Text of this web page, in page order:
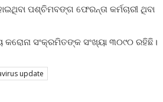
ପଶ୍ଚିମବଙ୍ଗ ଫେରନ୍ତା କର୍ମଚାରୀ ଥିବା
ସଂକ୍ରମିତଙ୍କ ସଂଖ୍ୟା ୩୦୯୦ ରହିଛି।
update